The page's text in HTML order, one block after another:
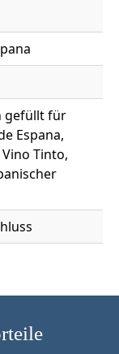
gefüllt für
Espana,
Tinto,